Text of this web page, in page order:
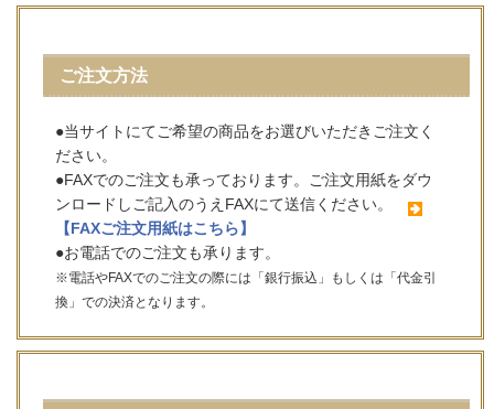
ご注文方法
●当サイトにてご希望の商品をお選びいただきご注文く
ださい。
●FAXでのご注文も承っております。ご注文用紙をダウ
ンロードしご記入のうえFAXにて送信ください。
【FAXご注文用紙はこちら】
●お電話でのご注文も承ります。
※電話やFAXでのご注文の際には「銀行振込」もしくは「代金引
換」での決済となります。